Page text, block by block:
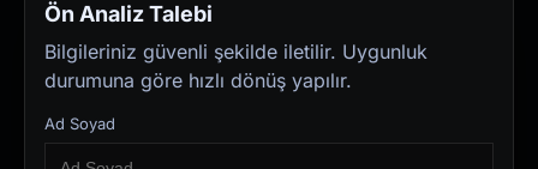
Ön Analiz Talebi
Bilgileriniz güvenli şekilde iletilir. Uygunluk
durumuna göre hızlı dönüş yapılır.
Ad Soyad